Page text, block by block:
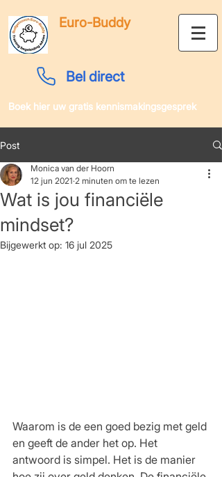
Euro-Buddy
Bel direct
Boek hier uw gratis kennismakingsgesprek
Post
Wat is jou financiële
mindset?
Monica van der Hoorn
12 jun 2021 2 minuten om te lezen
Bijgewerkt op: 16 jul 2025
Waarom is de een goed bezig met geld
en geeft de ander het op. Het
antwoord is simpel. Het is de manier